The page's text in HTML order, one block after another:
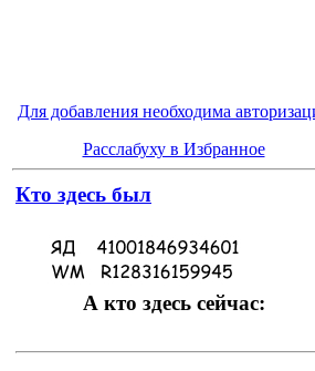
Для добавления необходима
Расслабуху в Избранное
Кто здесь был
А кто здесь сейчас: